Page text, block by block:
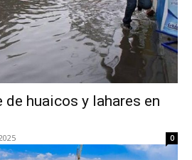
huaicos y lahares en
0